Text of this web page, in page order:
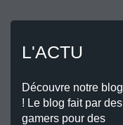
L'ACTU
Découvre notre blog
! Le blog fait par des
gamers pour des